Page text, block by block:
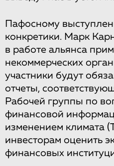
Пафосному
конкретики. Марк
в работе альянса
некоммерческих
участники будут
отчеты,
Рабочей группы по
финансовой
изменением климата
инвесторам оценить
финансовых